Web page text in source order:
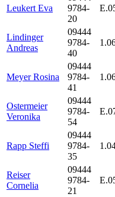
Leukert Eva
9784-
20
Lindinger
Andreas
09444
9784-
40
Meyer Rosina
09444
9784-
41
Ostermeier
Veronika
09444
9784-
54
Rapp Steffi
09444
9784-
35
Reiser
Cornelia
09444
9784-
21